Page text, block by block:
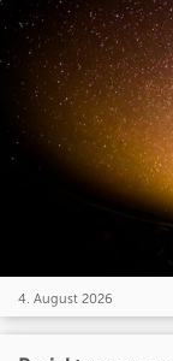
4. August 2026